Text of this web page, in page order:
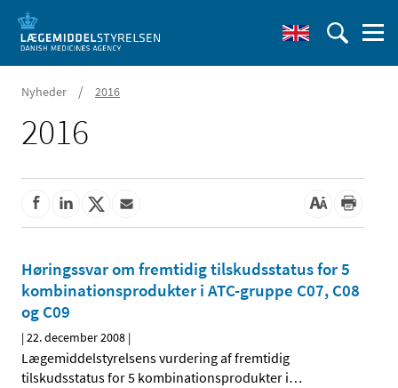
Nyheder / 2016
2016
Høringssvar om fremtidig tilskudsstatus for 5
kombinationsprodukter i ATC-gruppe C07, C08
og C09
|22. december 2008 |
Lægemiddelstyrelsens vurdering af fremtidig
tilskudsstatus for 5 kombinationsprodukter i…